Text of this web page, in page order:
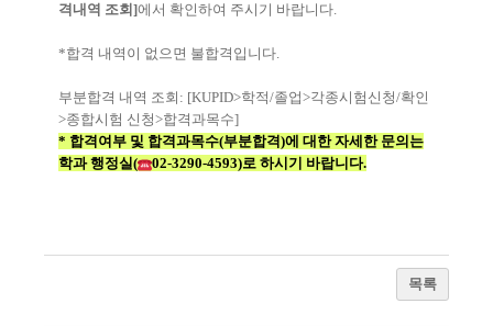
격내역 조회]에서 확인하여 주시기 바랍니다.
*합격 내역이 없으면 불합격입니다.
부분합격 내역 조회: [KUPID>학적/졸업>각종시험신청/확인
>종합시험 신청>합격과목수]
* 합격여부 및 합격과목수(부분합격)에 대한 자세한 문의는
학과 행정실(
02-3290-4593)로 하시기 바랍니다.
목록